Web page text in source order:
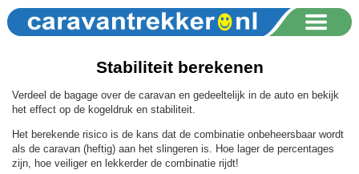
Stabiliteit berekenen
Verdeel de bagage over de caravan en gedeeltelijk in de auto en bekijk
het effect op de kogeldruk en stabiliteit.
Het berekende risico is de kans dat de combinatie onbeheersbaar wordt
als de caravan (heftig) aan het slingeren is. Hoe lager de percentages
zijn, hoe veiliger en lekkerder de combinatie rijdt!